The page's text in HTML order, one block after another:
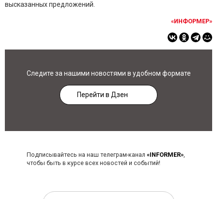
высказанных предложений.
«ИНФОРМЕР»
Следите за нашими новостями в удобном формате
Перейти в Дзен
Подписывайтесь на наш телеграм-канал «INFORMER»,
чтобы быть в курсе всех новостей и событий!